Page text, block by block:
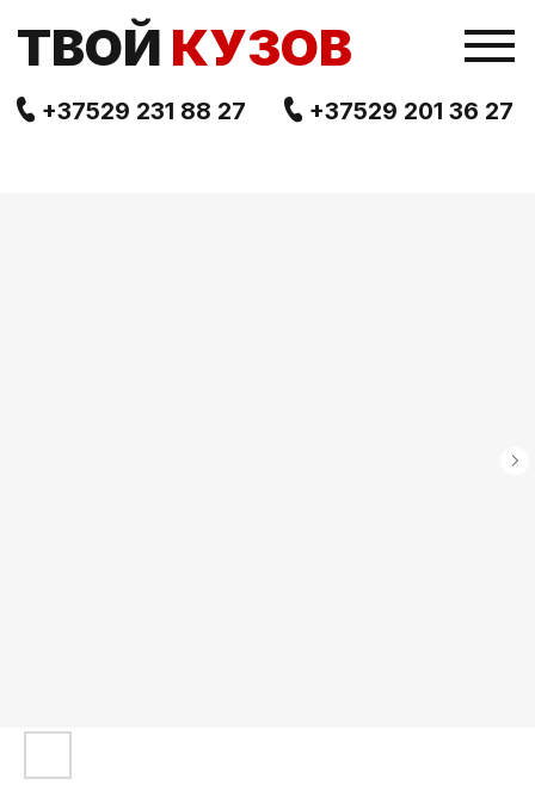
TВОЙ КУЗОВ